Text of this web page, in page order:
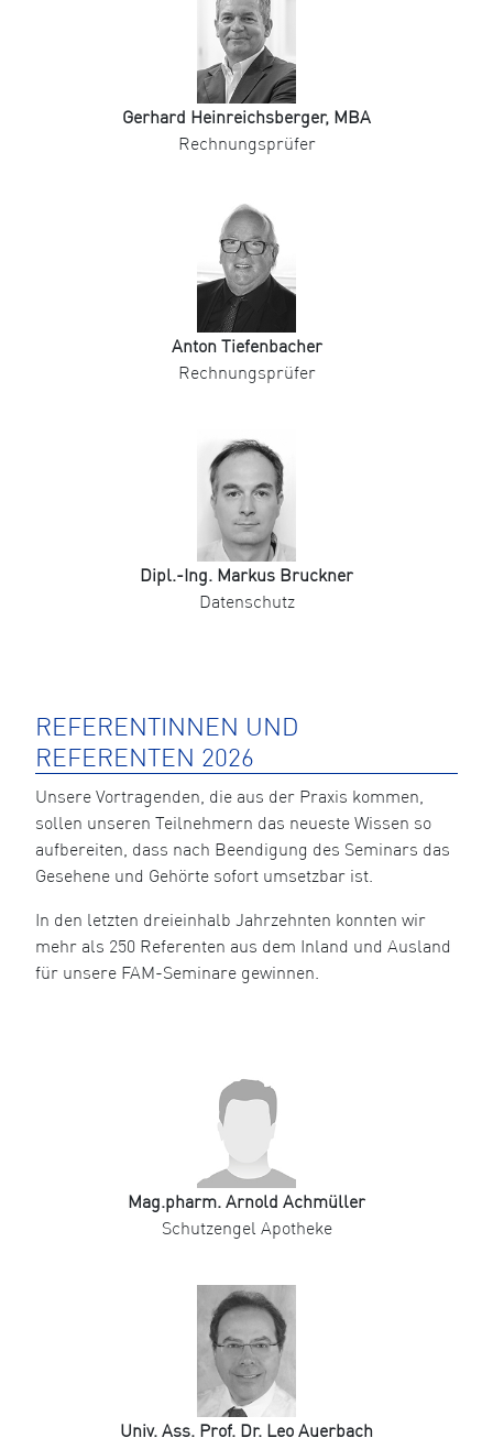
Gerhard Heinreichsberger, MBA
Rechnungsprüfer
Anton Tiefenbacher
Rechnungsprüfer
Dipl.-Ing. Markus Bruckner
Datenschutz
REFERENTINNEN UND
REFERENTEN 2026
Unsere Vortragenden, die aus der Praxis kommen,
sollen unseren Teilnehmern das neueste Wissen so
aufbereiten, dass nach Beendigung des Seminars das
Gesehene und Gehörte sofort umsetzbar ist.
In den letzten dreieinhalb Jahrzehnten konnten wir
mehr als 250 Referenten aus dem Inland und Ausland
für unsere FAM-Seminare gewinnen.
Mag.pharm. Arnold Achmüller
Schutzengel Apotheke
Univ. Ass. Prof. Dr. Leo Auerbach